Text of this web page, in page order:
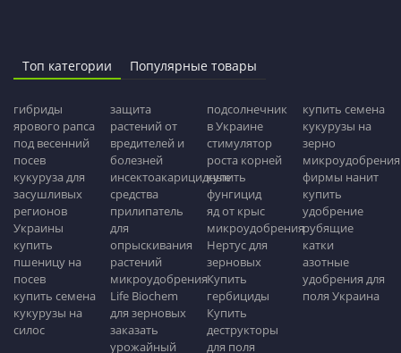
Топ категории Популярные товары
гибриды
ярового рапса
под весенний
посев
кукуруза для
засушливых
регионов
Украины
купить
пшеницу на
посев
купить семена
кукурузы на
силос
защита
растений от
вредителей и
болезней
инсектоакарицидные
средства
прилипатель
для
опрыскивания
растений
микроудобрения
Life Biochem
для зерновых
заказать
урожайный
подсолнечник
в Украине
стимулятор
роста корней
купить
фунгицид
яд от крыс
микроудобрения
Нертус для
зерновых
Купить
гербициды
Купить
деструкторы
для поля
купить семена
кукурузы на
зерно
микроудобрения
фирмы нанит
купить
удобрение
рубящие
катки
азотные
удобрения для
поля Украина